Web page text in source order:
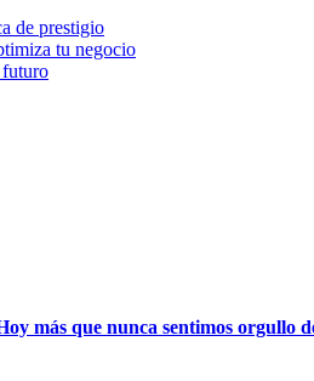
de prestigio
tu negocio
más que nunca sentimos orgullo